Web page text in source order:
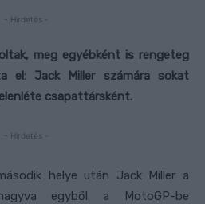
- Hirdetés -
meg egyébként is rengeteg
el: Jack Miller számára sokat
csapattársként.
- Hirdetés -
helye után Jack Miller a
egyből a MotoGP-be